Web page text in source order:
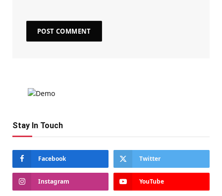
Stay In Touch
Facebook Twitter
Instagram YouTube